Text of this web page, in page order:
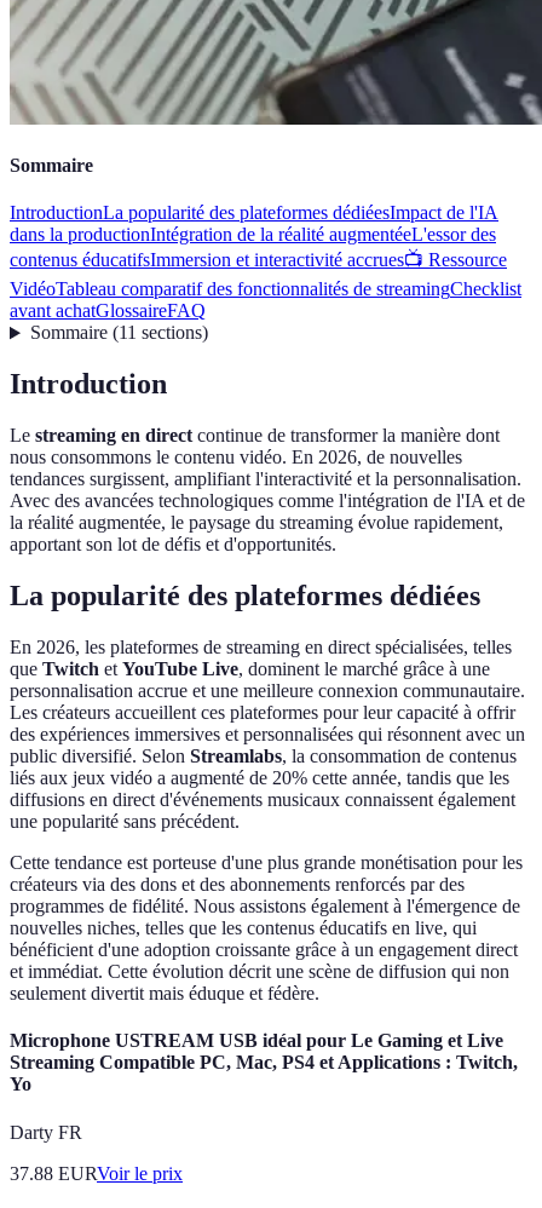
Sommaire
IntroductionLa popularité des plateformes dédiéesImpact de l'IA
dans la productionIntégration de la réalité augmentéeL'essor des
contenus éducatifsImmersion et interactivité accrues📺 Ressource
VidéoTableau comparatif des fonctionnalités de streamingChecklist
avant achatGlossaireFAQ
Sommaire(11 sections)
Introduction
Le streaming en direct continue de transformer la manière dont
nous consommons le contenu vidéo. En 2026, de nouvelles
tendances surgissent, amplifiant l'interactivité et la personnalisation.
Avec des avancées technologiques comme l'intégration de l'IA et de
la réalité augmentée, le paysage du streaming évolue rapidement,
apportant son lot de défis et d'opportunités.
La popularité des plateformes dédiées
En 2026, les plateformes de streaming en direct spécialisées, telles
que Twitch et YouTube Live, dominent le marché grâce à une
personnalisation accrue et une meilleure connexion communautaire.
Les créateurs accueillent ces plateformes pour leur capacité à offrir
des expériences immersives et personnalisées qui résonnent avec un
public diversifié. Selon Streamlabs, la consommation de contenus
liés aux jeux vidéo a augmenté de 20% cette année, tandis que les
diffusions en direct d'événements musicaux connaissent également
une popularité sans précédent.
Cette tendance est porteuse d'une plus grande monétisation pour les
créateurs via des dons et des abonnements renforcés par des
programmes de fidélité. Nous assistons également à l'émergence de
nouvelles niches, telles que les contenus éducatifs en live, qui
bénéficient d'une adoption croissante grâce à un engagement direct
et immédiat. Cette évolution décrit une scène de diffusion qui non
seulement divertit mais éduque et fédère.
Microphone USTREAM USB idéal pour Le Gaming et Live
Streaming Compatible PC, Mac, PS4 et Applications : Twitch,
Yo
Darty FR
37.88 EURVoir le prix